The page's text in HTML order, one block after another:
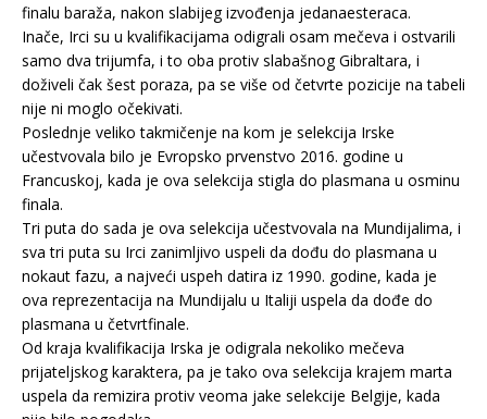
finalu baraža, nakon slabijeg izvođenja jedanaesteraca.
Inače, Irci su u kvalifikacijama odigrali osam mečeva i ostvarili
samo dva trijumfa, i to oba protiv slabašnog Gibraltara, i
doživeli čak šest poraza, pa se više od četvrte pozicije na tabeli
nije ni moglo očekivati.
Poslednje veliko takmičenje na kom je selekcija Irske
učestvovala bilo je Evropsko prvenstvo 2016. godine u
Francuskoj, kada je ova selekcija stigla do plasmana u osminu
finala.
Tri puta do sada je ova selekcija učestvovala na Mundijalima, i
sva tri puta su Irci zanimljivo uspeli da dođu do plasmana u
nokaut fazu, a najveći uspeh datira iz 1990. godine, kada je
ova reprezentacija na Mundijalu u Italiji uspela da dođe do
plasmana u četvrtfinale.
Od kraja kvalifikacija Irska je odigrala nekoliko mečeva
prijateljskog karaktera, pa je tako ova selekcija krajem marta
uspela da remizira protiv veoma jake selekcije Belgije, kada